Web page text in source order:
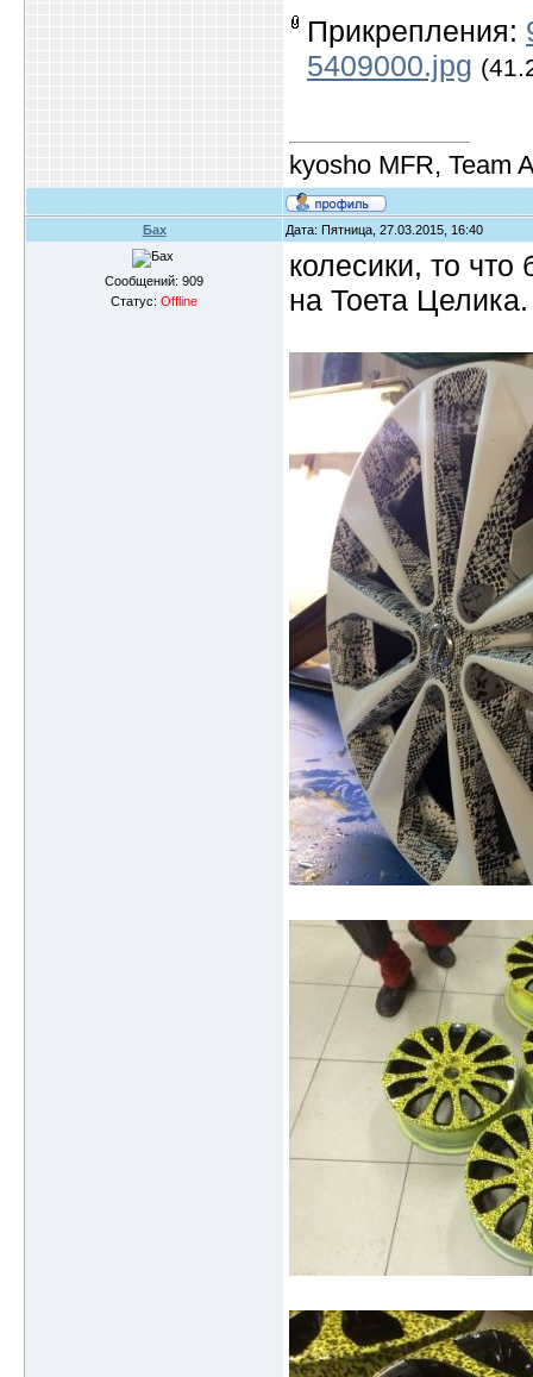
Прикрепления:
5409000.jpg
kyosho MFR, Team
Бах Дата: Пятница, 27.03.2015, 16:40
Сообщений: 909
Статус: Offline
колесики, то
на Тоета Целика.